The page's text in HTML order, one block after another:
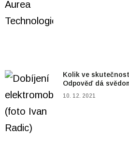
Kolik ve
Odpověď dá
10. 12. 2021